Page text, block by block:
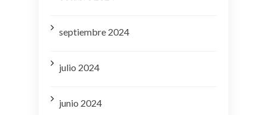
septiembre 2024
julio 2024
junio 2024